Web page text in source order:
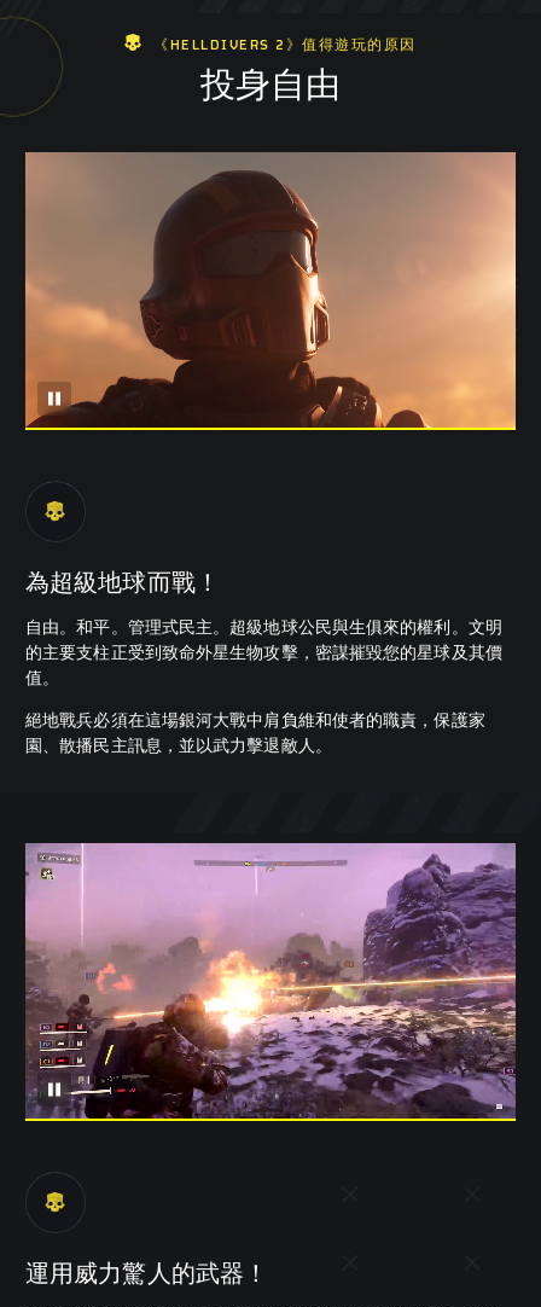
《HELLDIVERS 2》值得遊玩的原因
投身自由
為超級地球而戰！
自由。和平。管理式民主。超級地球公民與生俱來的權利。文明
的主要支柱正受到致命外星生物攻擊，密謀摧毀您的星球及其價
值。
絕地戰兵必須在這場銀河大戰中肩負維和使者的職責，保護家
園、散播民主訊息，並以武力擊退敵人。
運用威力驚人的武器！